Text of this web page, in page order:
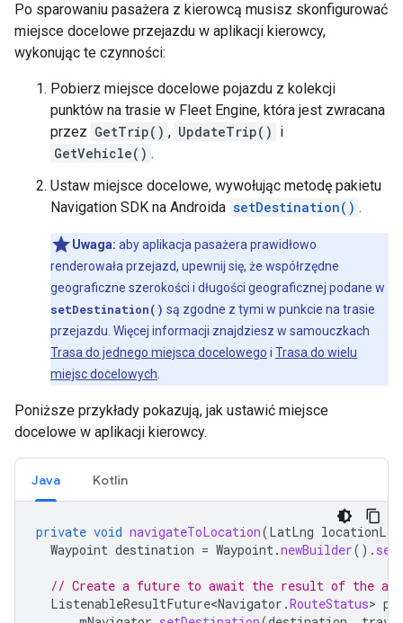
Po sparowaniu pasażera z kierowcą musisz skonfigurować
miejsce docelowe przejazdu w aplikacji kierowcy,
wykonując te czynności:
Pobierz miejsce docelowe pojazdu z kolekcji
punktów na trasie w Fleet Engine, która jest zwracana
przez GetTrip() , UpdateTrip() i
GetVehicle() .
Ustaw miejsce docelowe, wywołując metodę pakietu
Navigation SDK na Androida setDestination() .
Uwaga: aby aplikacja pasażera prawidłowo
renderowała przejazd, upewnij się, że współrzędne
geograficzne szerokości i długości geograficznej podane w
setDestination() są zgodne z tymi w punkcie na trasie
przejazdu. Więcej informacji znajdziesz w samouczkach
Trasa do jednego miejsca docelowego i Trasa do wielu
miejsc docelowych
Poniższe przykłady pokazują, jak ustawić miejsce
docelowe w aplikacji kierowcy.
Java Kotlin
private void navigateToLocation(LatLng
Waypoint destination = Waypoint.newBuilder().
// Create a future to await the result of the
ListenableResultFuture<Navigator .RouteStatus>